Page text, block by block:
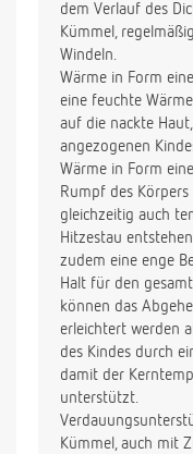
dem Verlauf des
Kümmel,
Windeln.
Wärme in Form
eine feuchte
auf die nackte
angezogenen
Wärme in Form
Rumpf des
gleichzeitig auch
Hitzestau
zudem eine enge
Halt für den
können das
erleichtert werden
des Kindes durch
damit der
unterstützt.
Kümmel, auch mit